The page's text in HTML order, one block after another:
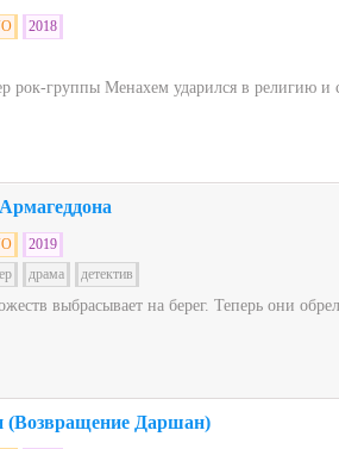
2018
рок-группы Менахем ударился в религию и
2019
драма детектив
выбрасывает на берег. Теперь они
(Возвращение Даршан)